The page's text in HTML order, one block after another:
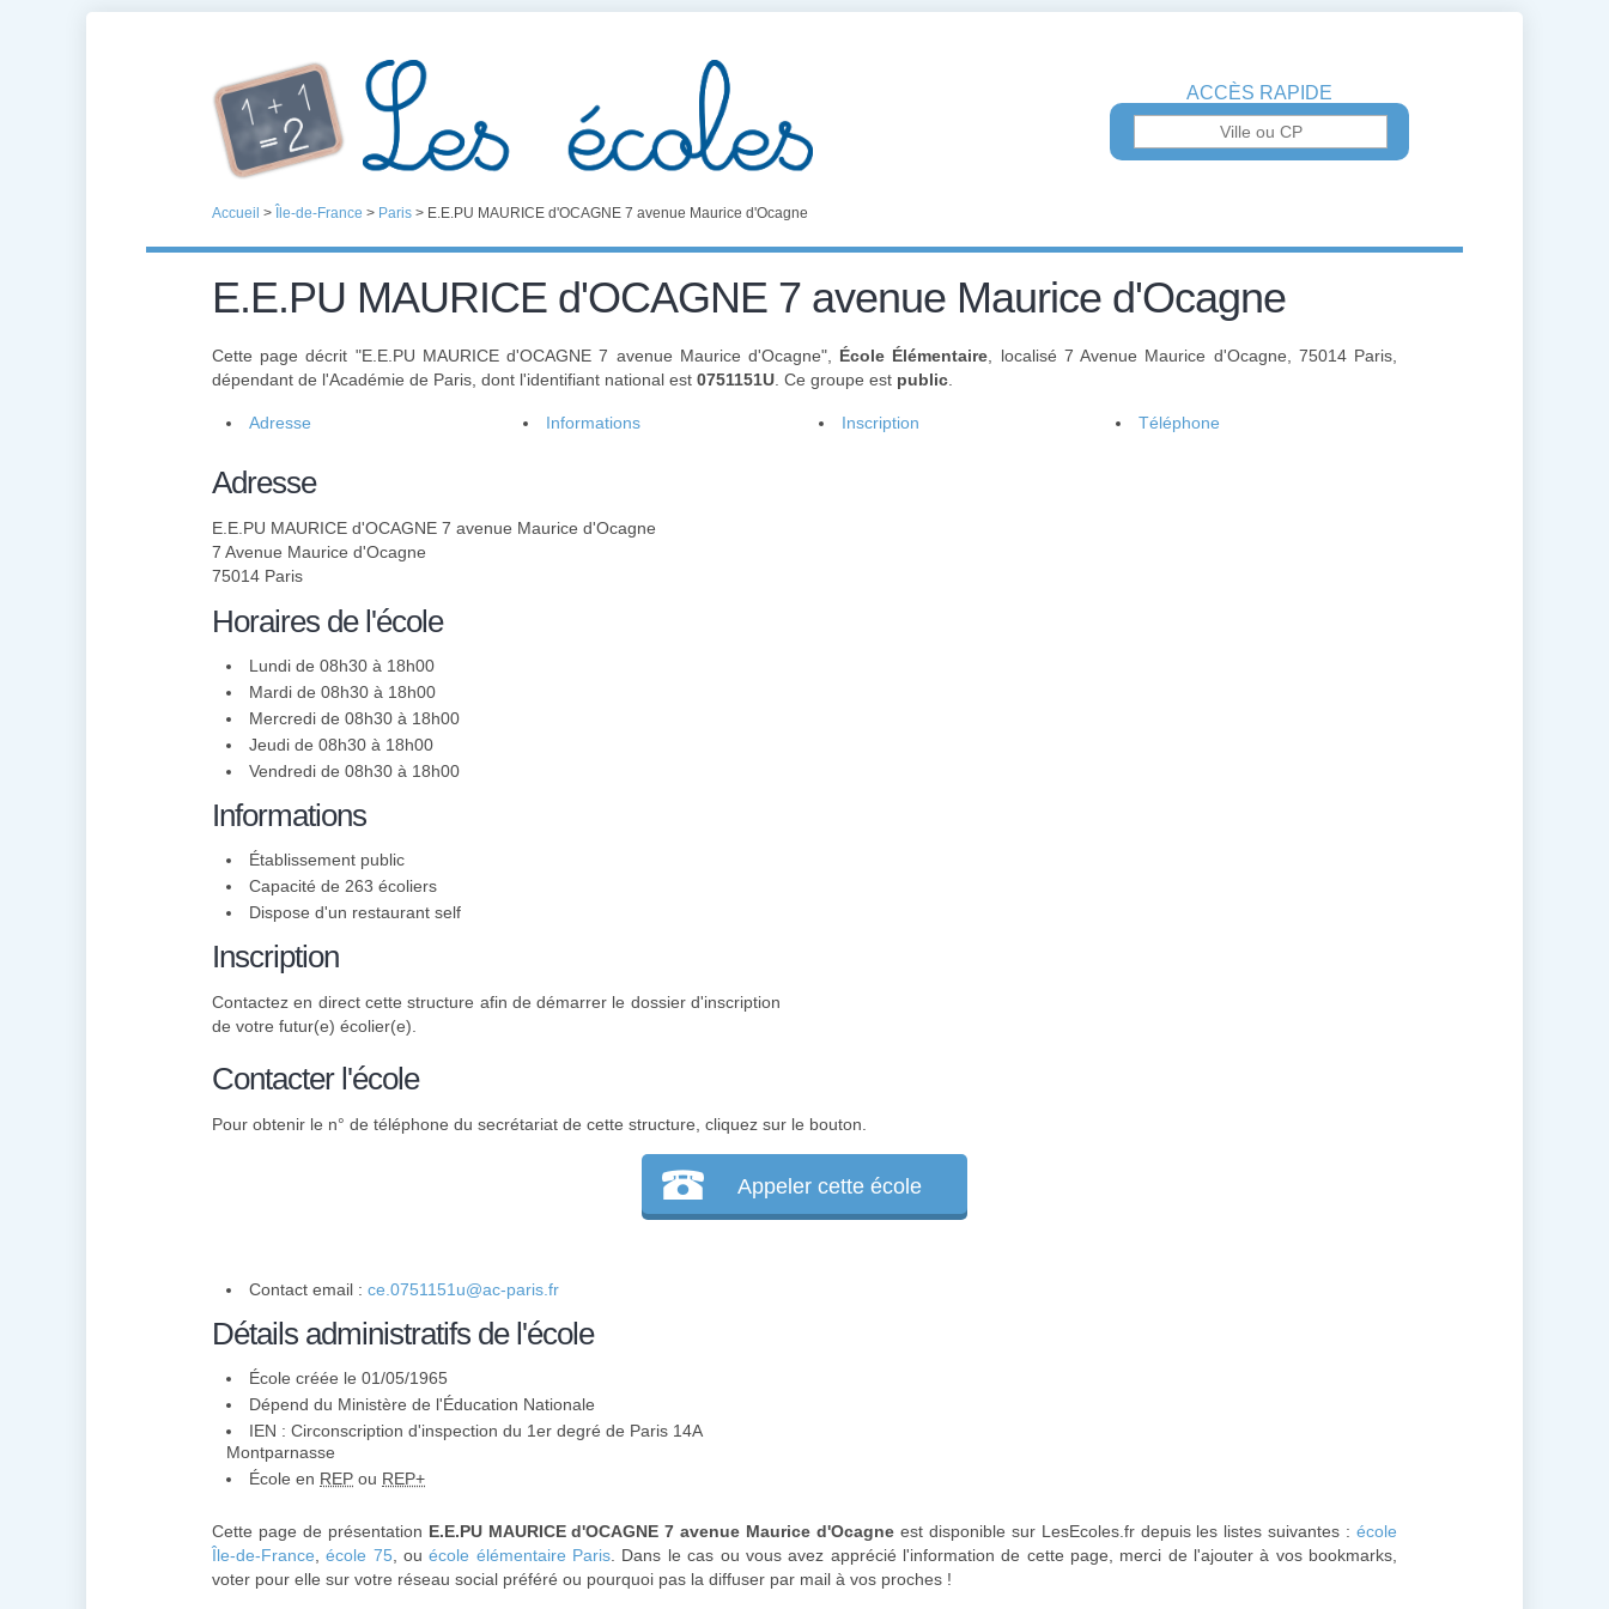
ACCÈS RAPIDE
Accueil > Île-de-France > Paris > E.E.PU MAURICE d'OCAGNE 7 avenue Maurice d'Ocagne
E.E.PU MAURICE d'OCAGNE 7 avenue Maurice d'Ocagne
Cette page décrit "E.E.PU MAURICE d'OCAGNE 7 avenue Maurice d'Ocagne", École Élémentaire , localisé 7 Avenue Maurice d'Ocagne, 75014 Paris,
dépendant de l'Académie de Paris, dont l'identifiant national est 0751151U . Ce groupe est public
Adresse Informations Inscription Téléphone
Adresse
E.E.PU MAURICE d'OCAGNE 7 avenue Maurice d'Ocagne
7 Avenue Maurice d'Ocagne
75014 Paris
Horaires de l'école
Lundi de 08h30 à 18h00
Mardi de 08h30 à 18h00
Mercredi de 08h30 à 18h00
Jeudi de 08h30 à 18h00
Vendredi de 08h30 à 18h00
Informations
Établissement public
Capacité de 263 écoliers
Dispose d'un restaurant self
Inscription
Contactez en direct cette structure afin de démarrer le dossier d'inscription
de votre futur(e) écolier(e).
Contacter l'école
Pour obtenir le n° de téléphone du secrétariat de cette structure, cliquez sur le bouton.
Appeler cette école
Contact email : ce.0751151u@ac-paris.fr
Détails administratifs de l'école
École créée le 01/05/1965
Dépend du Ministère de l'Éducation Nationale
IEN : Circonscription d'inspection du 1er degré de Paris 14A
Montparnasse
École en REP ou REP+
Cette page de présentation E.E.PU MAURICE d'OCAGNE 7 avenue Maurice d'Ocagne est disponible sur LesEcoles.fr depuis les listes suivantes :école
Île-de-France ,école 75 , ouécole élémentaire Paris . Dans le cas ou vous avez apprécié l'information de cette page, merci de l'ajouter à vos bookmarks,
voter pour elle sur votre réseau social préféré ou pourquoi pas la diffuser par mail à vos proches !